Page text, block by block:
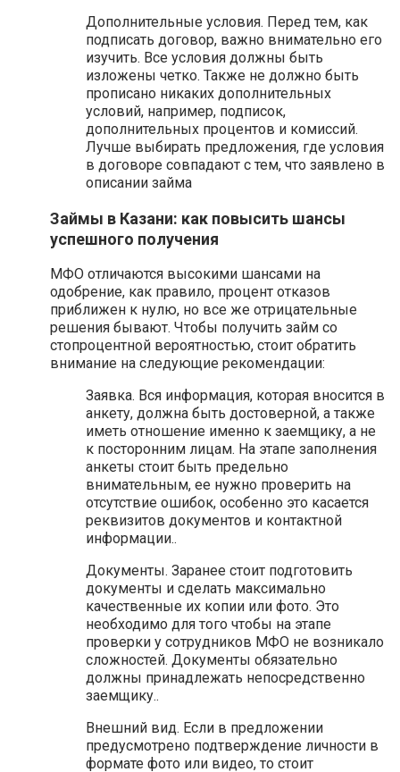
Дополнительные условия. Перед тем, как
подписать договор, важно внимательно его
изучить. Все условия должны быть
изложены четко. Также не должно быть
прописано никаких дополнительных
условий, например, подписок,
дополнительных процентов и комиссий.
Лучше выбирать предложения, где условия
в договоре совпадают с тем, что заявлено в
описании займа
Займы в Казани: как повысить шансы
успешного получения
МФО отличаются высокими шансами на
одобрение, как правило, процент отказов
приближен к нулю, но все же отрицательные
решения бывают. Чтобы получить займ со
стопроцентной вероятностью, стоит обратить
внимание на следующие рекомендации:
Заявка. Вся информация, которая вносится в
анкету, должна быть достоверной, а также
иметь отношение именно к заемщику, а не
к посторонним лицам. На этапе заполнения
анкеты стоит быть предельно
внимательным, ее нужно проверить на
отсутствие ошибок, особенно это касается
реквизитов документов и контактной
информации..
Документы. Заранее стоит подготовить
документы и сделать максимально
качественные их копии или фото. Это
необходимо для того чтобы на этапе
проверки у сотрудников МФО не возникало
сложностей. Документы обязательно
должны принадлежать непосредственно
заемщику..
Внешний вид. Если в предложении
предусмотрено подтверждение личности в
формате фото или видео, то стоит